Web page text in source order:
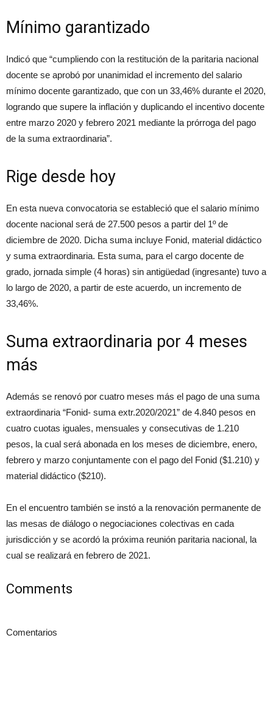
Mínimo garantizado
Indicó que “cumpliendo con la restitución de la paritaria nacional
docente se aprobó por unanimidad el incremento del salario
mínimo docente garantizado, que con un 33,46% durante el 2020,
logrando que supere la inflación y duplicando el incentivo docente
entre marzo 2020 y febrero 2021 mediante la prórroga del pago
de la suma extraordinaria”.
Rige desde hoy
En esta nueva convocatoria se estableció que el salario mínimo
docente nacional será de 27.500 pesos a partir del 1º de
diciembre de 2020. Dicha suma incluye Fonid, material didáctico
y suma extraordinaria. Esta suma, para el cargo docente de
grado, jornada simple (4 horas) sin antigüedad (ingresante) tuvo a
lo largo de 2020, a partir de este acuerdo, un incremento de
33,46%.
Suma extraordinaria por 4 meses
más
Además se renovó por cuatro meses más el pago de una suma
extraordinaria “Fonid- suma extr.2020/2021” de 4.840 pesos en
cuatro cuotas iguales, mensuales y consecutivas de 1.210
pesos, la cual será abonada en los meses de diciembre, enero,
febrero y marzo conjuntamente con el pago del Fonid ($1.210) y
material didáctico ($210).
En el encuentro también se instó a la renovación permanente de
las mesas de diálogo o negociaciones colectivas en cada
jurisdicción y se acordó la próxima reunión paritaria nacional, la
cual se realizará en febrero de 2021.
Comments
Comentarios